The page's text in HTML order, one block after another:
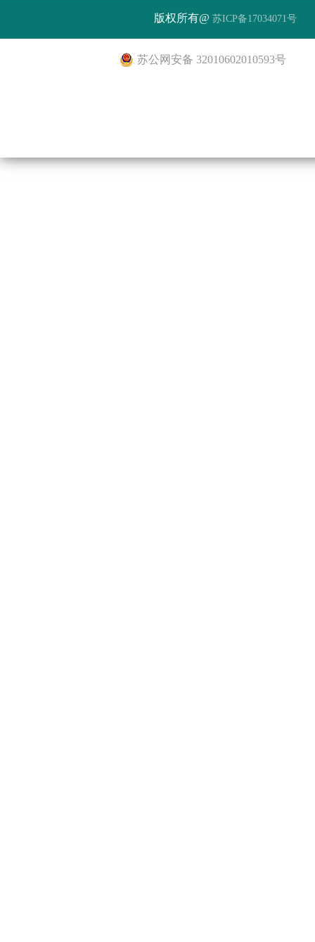
版权所有@ 苏ICP备17034071号
苏公网安备 32010602010593号